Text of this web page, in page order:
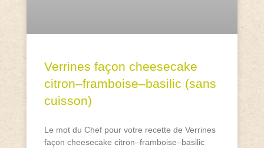
Verrines façon cheesecake
citron–framboise–basilic (sans
cuisson)
Le mot du Chef pour votre recette de Verrines
façon cheesecake citron–framboise–basilic